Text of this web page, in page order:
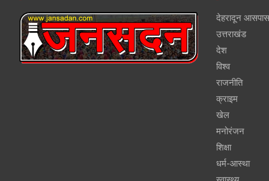
देहरादून आसपास
उत्तराखंड
देश
विश्व
राजनीति
क्राइम
खेल
मनोरंजन
शिक्षा
धर्म-आस्था